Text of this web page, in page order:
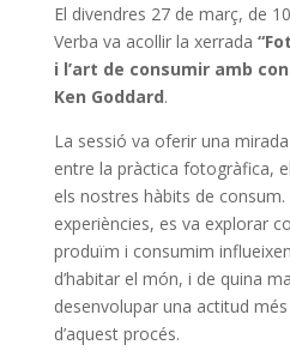
El divendres 27 de març, de
Verba va acollir la xerrada
i l’art de consumir amb
Ken Goddard.
La sessió va oferir una
entre la pràctica fotogràfica,
els nostres hàbits de consum.
experiències, es va explorar
produïm i consumim
d’habitar el món, i de quina
desenvolupar una actitud
d’aquest procés.